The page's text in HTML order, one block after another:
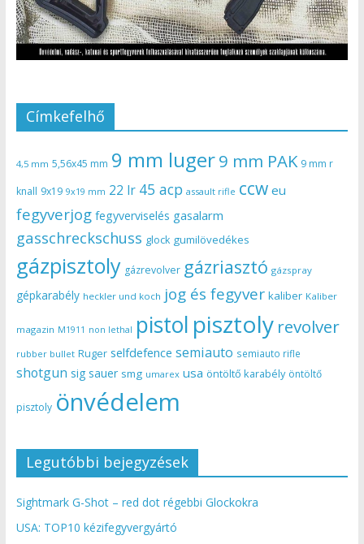
Címkefelhő
4,5 mm 5,56x45 mm 9 mm luger9 mm PAK 9 mm r
knall 9x19 9x19 mm 22 lr 45 acp assault rifle ccw eu
fegyverjog fegyverviselés gasalarm
gasschreckschuss glock gumilövedékes
gázpisztoly gázrevolver gázriasztó gázspray
gépkarabély heckler und koch jog és fegyver kaliber Kaliber
magazin M1911 non lethal pistol pisztoly revolver
rubber bullet Ruger selfdefence semiauto semiauto rifle
shotgun sig sauer smg umarex usa öntöltő karabély öntöltő
pisztoly önvédelem
Legutóbbi bejegyzések
Sightmark G-Shot – red dot régebbi Glockokra
USA: TOP10 kézifegyvergyártó